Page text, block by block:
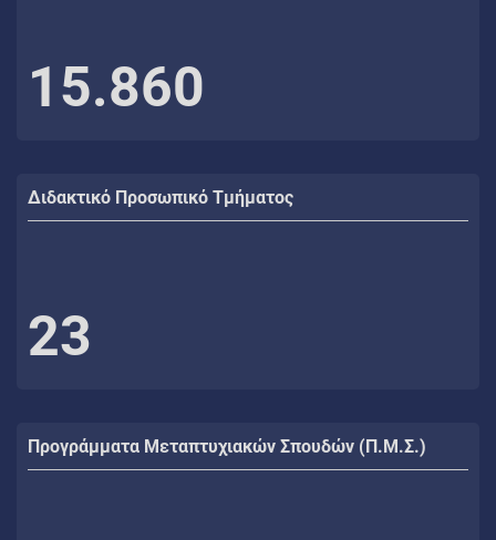
15.860
Διδακτικό Προσωπικό Τμήματος
23
Προγράμματα Μεταπτυχιακών Σπουδών (Π.Μ.Σ.)